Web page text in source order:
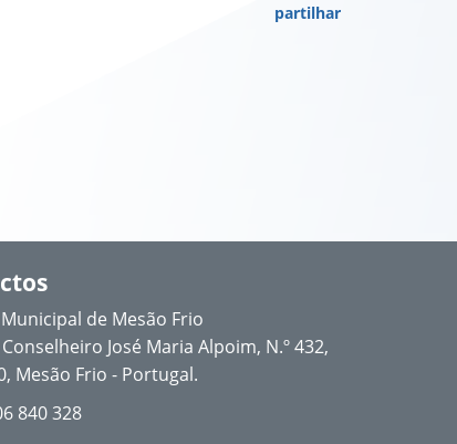
partilhar
de Mesão Frio
José Maria Alpoim, N.º 432,
Mesão Frio - Portugal.
840 328